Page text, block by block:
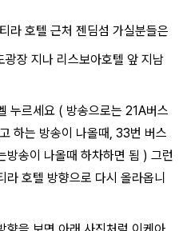
라 호텔 근처 젠딤섬 가실분들은
장 지나 리스보아호텔 앞 지남
누르세요 ( 방송으로는 21A버스
하는 방송이 나올때, 33번 버스
방송이 나올때 하차하면 됨 ) 그런
라 호텔 방향으로 다시 올라옵니